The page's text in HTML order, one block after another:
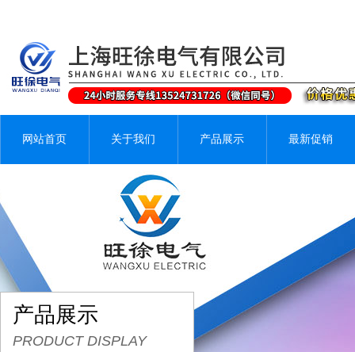
网站首页 关于我们 产品展示 最新促销
产品展示
PRODUCT DISPLAY